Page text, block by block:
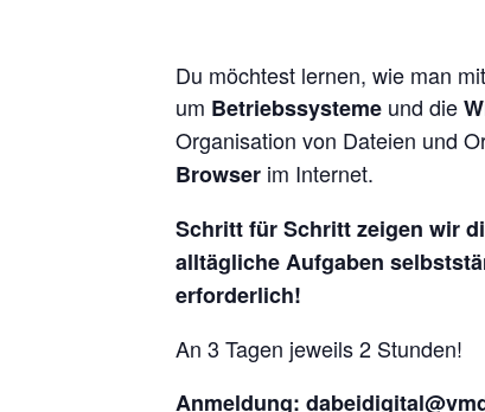
Du möchtest lernen, wie man
um Betriebssysteme und die
Organisation von Dateien und
Browser im Internet.
Schritt für Schritt zeigen wir
alltägliche Aufgaben
erforderlich!
An 3 Tagen jeweils 2 Stunden!
Anmeldung: